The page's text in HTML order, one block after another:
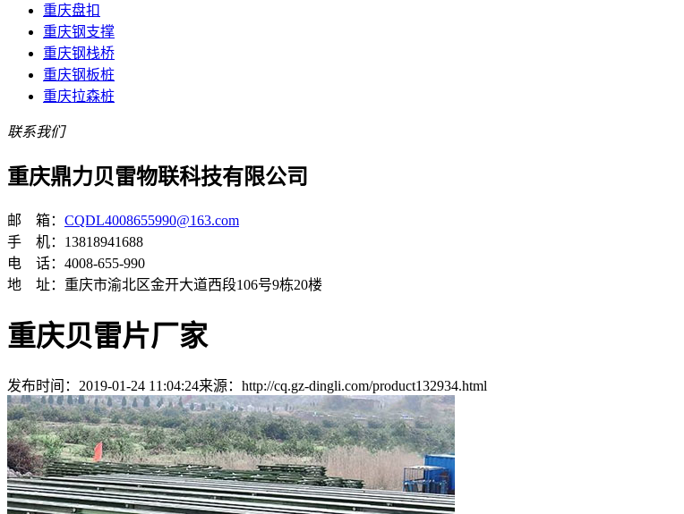
重庆盘扣
重庆钢支撑
重庆钢栈桥
重庆钢板桩
重庆拉森桩
联系我们
重庆鼎力贝雷物联科技有限公司
邮 箱： CQDL4008655990@163.com
手 机：13818941688
电 话：4008-655-990
地 址：重庆市渝北区金开大道西段106号9栋20楼
重庆贝雷片厂家
发布时间：2019-01-24 11:04:24来源：http://cq.gz-dingli.com/product132934.html